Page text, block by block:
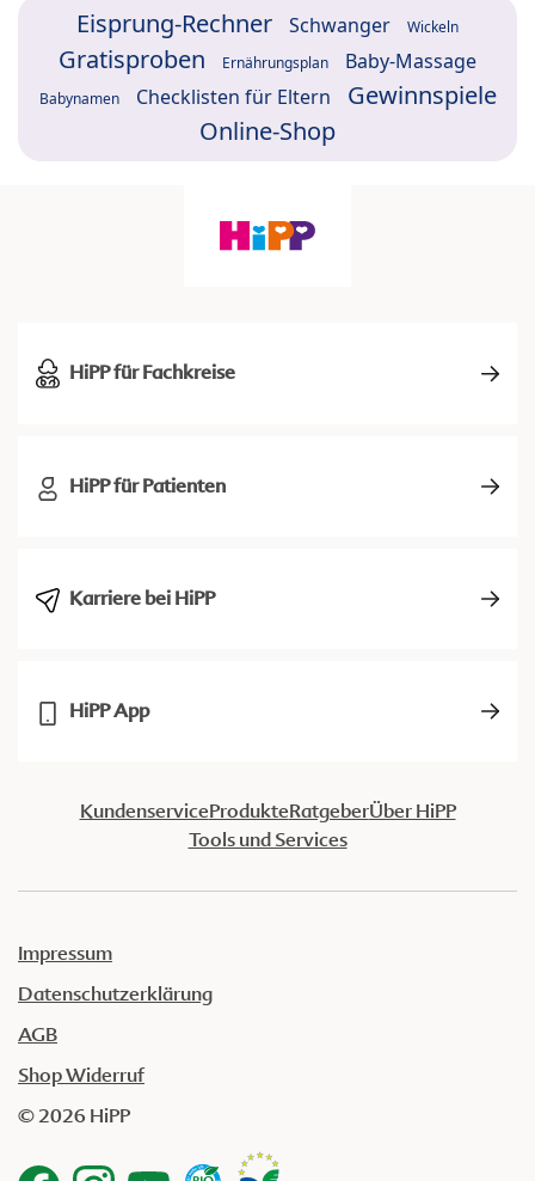
Eisprung-Rechner Schwanger Wickeln
Gratisproben Ernährungsplan Baby-Massage
Babynamen Checklisten für Eltern
Gewinnspiele
Online-Shop
HiPP für Fachkreise
HiPP für Patienten
Karriere bei HiPP
HiPP App
KundenserviceProdukteRatgeberÜber HiPP
Tools und Services
Impressum
Datenschutzerklärung
AGB
Shop Widerruf
© 2026 HiPP